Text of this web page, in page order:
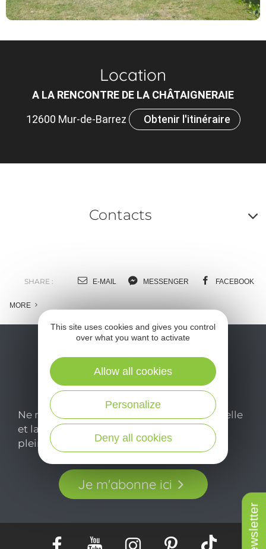
Newsletter
Location
A LA RENCONTRE DE LA CHÂTAIGNERAIE
12600 Mur-de-Barrez
Obtenir l'itinéraire
Contacts
SHARE : E-MAIL MESSENGER FACEBOOK
MORE
Ne manquez pas notre newsletter mensuelle
et laissez-vous inspirer pour profiter
pleinement de votre séjour en Aveyron.
Je m'abonne ici
This site uses cookies and gives you control
over what you want to activate
Deny all cookies
Personalize
Allow all cookies